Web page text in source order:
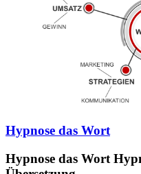
Hypnose das Wort
Hypnose das Wort